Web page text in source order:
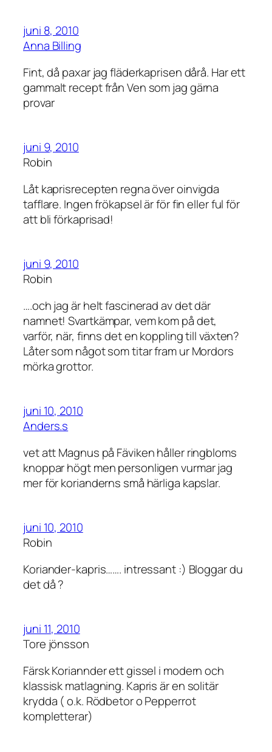
juni 8, 2010
Anna Billing
Fint, då paxar jag fläderkaprisen dårå. Har ett
gammalt recept från Ven som jag gärna
provar
juni 9, 2010
Robin
Låt kaprisrecepten regna över oinvigda
tafflare. Ingen frökapsel är för fin eller ful för
att bli förkaprisad!
juni 9, 2010
Robin
….och jag är helt fascinerad av det där
namnet! Svartkämpar, vem kom på det,
varför, när, finns det en koppling till växten?
Låter som något som titar fram ur Mordors
mörka grottor.
juni 10, 2010
Anders.s
vet att Magnus på Fäviken håller ringbloms
knoppar högt men personligen vurmar jag
mer för korianderns små härliga kapslar.
juni 10, 2010
Robin
Koriander-kapris……. intressant :) Bloggar du
det då ?
juni 11, 2010
Tore jönsson
Färsk Koriannder ett gissel i modern och
klassisk matlagning. Kapris är en solitär
krydda ( o.k. Rödbetor o Pepperrot
kompletterar)